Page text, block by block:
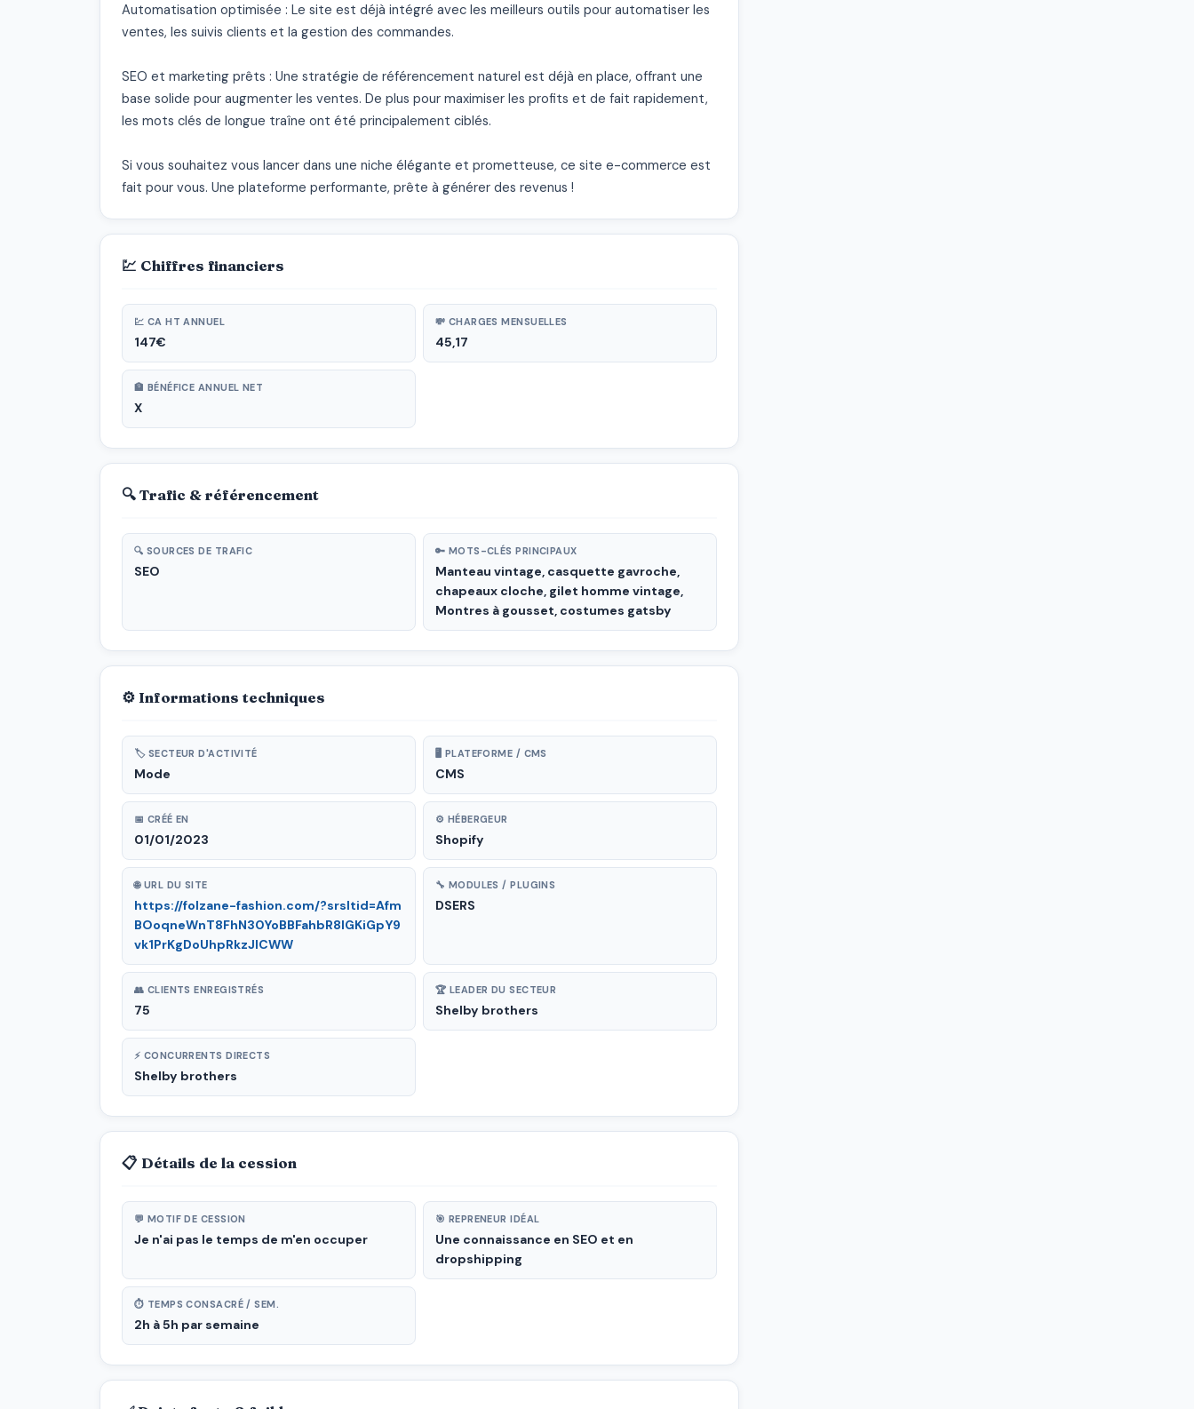
Automatisation optimisée : Le site est déjà intégré avec les meilleurs outils pour automatiser les
ventes, les suivis clients et la gestion des commandes.
SEO et marketing prêts : Une stratégie de référencement naturel est déjà en place, offrant une
base solide pour augmenter les ventes. De plus pour maximiser les profits et de fait rapidement,
les mots clés de longue traîne ont été principalement ciblés.
Si vous souhaitez vous lancer dans une niche élégante et prometteuse, ce site e-commerce est
fait pour vous. Une plateforme performante, prête à générer des revenus !
💹 Chiffres financiers
💹 CA HT ANNUEL
147€
💸 CHARGES MENSUELLES
45,17
🏦 BÉNÉFICE ANNUEL NET
X
🔍 Trafic & référencement
🔍 SOURCES DE TRAFIC
SEO
🔑 MOTS-CLÉS PRINCIPAUX
Manteau vintage, casquette gavroche,
chapeaux cloche, gilet homme vintage,
Montres à gousset, costumes gatsby
⚙ Informations techniques
🏷 SECTEUR D'ACTIVITÉ
Mode
🖥 PLATEFORME / CMS
CMS
📅 CRÉÉ EN
01/01/2023
⚙ HÉBERGEUR
Shopify
🌐 URL DU SITE
https://folzane-fashion.com/?srsltid=Afm
BOoqneWnT8FhN30YoBBFahbR8IGKiGpY9
vk1PrKgDoUhpRkzJlCWW
🔧 MODULES / PLUGINS
DSERS
👥 CLIENTS ENREGISTRÉS
75
🏆 LEADER DU SECTEUR
Shelby brothers
⚡ CONCURRENTS DIRECTS
Shelby brothers
📋 Détails de la cession
💬 MOTIF DE CESSION
Je n'ai pas le temps de m'en occuper
🎯 REPRENEUR IDÉAL
Une connaissance en SEO et en
dropshipping
⏱ TEMPS CONSACRÉ / SEM.
2h à 5h par semaine